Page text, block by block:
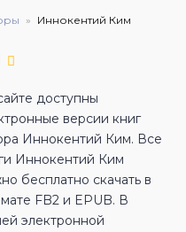
Иннокентий Ким
доступны
версии книг
Иннокентий Ким. Все
Иннокентий Ким
бесплатно скачать в
FB2 и EPUB. В
электронной